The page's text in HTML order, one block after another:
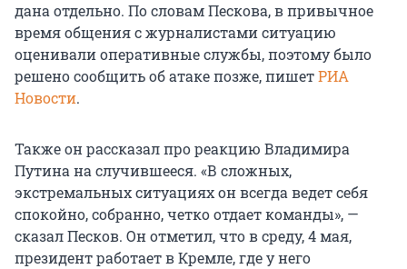
дана отдельно. По словам Пескова, в привычное
время общения с журналистами ситуацию
оценивали оперативные службы, поэтому было
решено сообщить об атаке позже, пишетРИА
Новости.
Также он рассказал про реакцию Владимира
Путина на случившееся. «В сложных,
экстремальных ситуациях он всегда ведет себя
спокойно, собранно, четко отдает команды», —
сказал Песков. Он отметил, что в среду, 4 мая,
президент работает в Кремле, где у него